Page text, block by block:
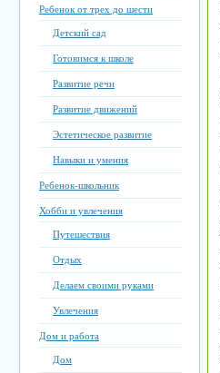
Ребенок от трех до шести
Детский сад
Готовимся к школе
Развитие речи
Развитие движений
Эстетическое развитие
Навыки и умения
Ребенок-школьник
Хобби и увлечения
Путешествия
Отдых
Делаем своими руками
Увлечения
Дом и работа
Дом